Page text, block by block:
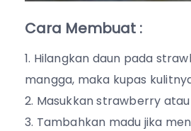
Cara Membuat :
Hilangkan daun pada
mangga, maka kupas
Masukkan strawberry
Tambahkan madu jika